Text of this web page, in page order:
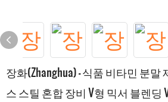
장화(Zhanghua) - 식품 비타민 분말
스 스틸 혼합 장비 V형 믹서 블렌딩